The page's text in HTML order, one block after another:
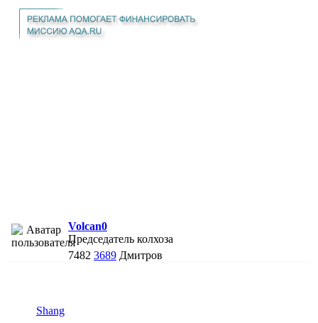
Volcan0
Председатель колхоза
7482 3689 Дмитров
Shang